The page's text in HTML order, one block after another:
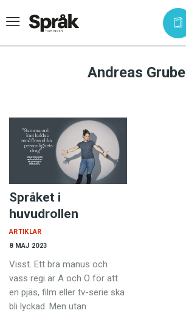
Artiklar
Krönikor
Språkfrågor
Skrivtips
Bokrecensioner
Kviss
Anmäl till språkpolisen
Föreslå nyord
Andreas Grube
Språket i
huvudrollen
8 MAJ 2023
ARTIKLAR
Visst. Ett bra manus och
vass regi är A och O för att
en pjäs, film eller tv-serie ska
bli lyckad. Men utan